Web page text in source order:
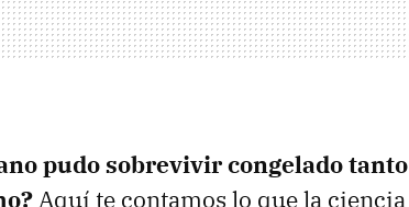
pudo sobrevivir congelado tanto
Aquí te contamos lo que la ciencia